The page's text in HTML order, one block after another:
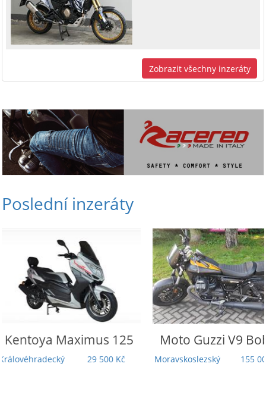
Zobrazit všechny inzeráty
Poslední inzeráty
Moto GuzziV9 Bobber
Moravskoslezský 155 000 Kč
HondaRebel
Touring | 5
Záruka | TOP